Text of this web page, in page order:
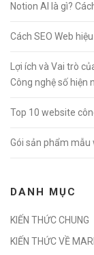
Notion AI là gì?
Cách SEO Web
Lợi ích và Vai trò
Công nghệ số hiện
Top 10 website
Gói sản phẩm mẫu
DANH MỤC
KIẾN THỨC CHUNG
KIẾN THỨC VỀ